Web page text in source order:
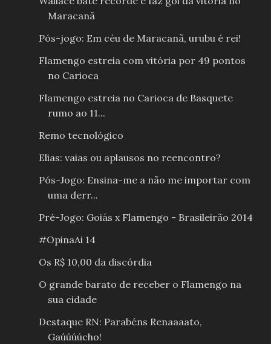
Maracanã
Pós-jogo: Em céu de Maracanã, urubu é rei!
Flamengo estreia com vitória por 49 pontos
no Carioca
Flamengo estreia no Carioca de Basquete
rumo ao 11...
Remo tecnológico
Elias: vaias ou aplausos no reencontro?
Pós-Jogo: Ensina-me a não me importar com
uma derr...
Pré-Jogo: Goiás x Flamengo - Brasileirão 2014
#OpinaAi 14
Os R$ 10,00 da discórdia
O grande barato de receber o Flamengo na
sua cidade
Destaque RN: Parabéns Renaaaato,
Gaúúúúcho!